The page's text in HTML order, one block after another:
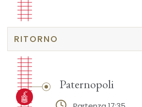
RITORNO
Paternopoli